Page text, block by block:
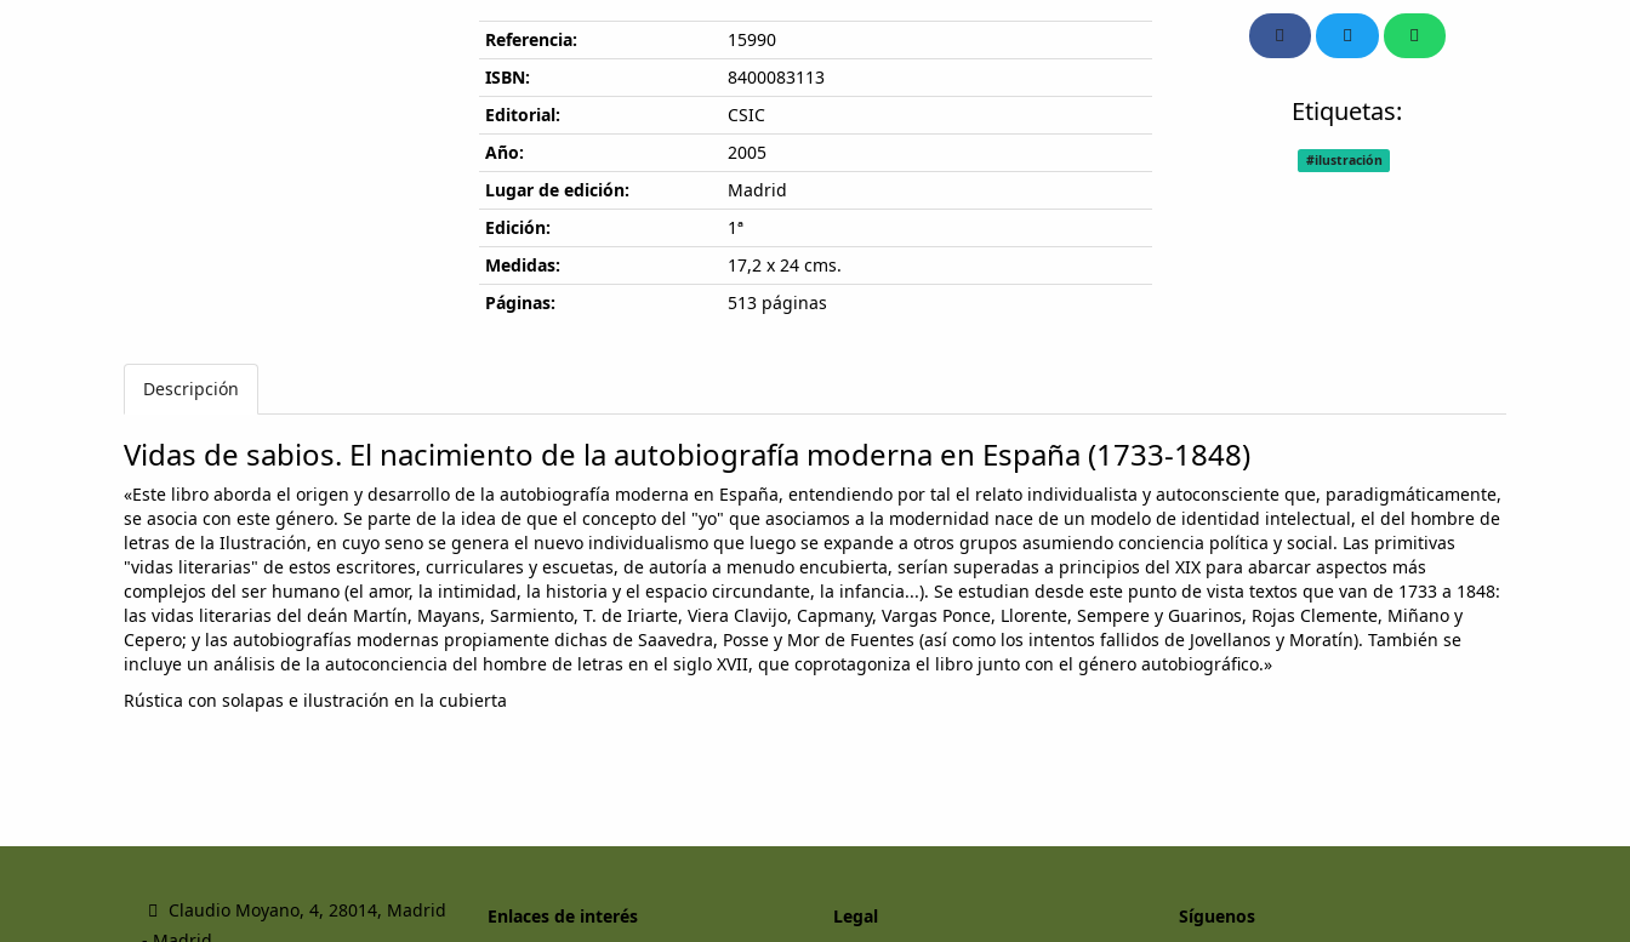
Referencia:
15990
ISBN:
8400083113
Editorial:
CSIC
Año:
2005
Lugar de edición:
Madrid
Edición:
1ª
Medidas:
17,2 x 24 cms.
Páginas:
513 páginas
Etiquetas:
#ilustración
Descripción
Vidas de sabios. El nacimiento de la autobiografía moderna en España (1733-1848)
«Este libro aborda el origen y desarrollo de la autobiografía moderna en España, entendiendo por tal el relato individualista y autoconsciente que, paradigmáticamente,
se asocia con este género. Se parte de la idea de que el concepto del "yo" que asociamos a la modernidad nace de un modelo de identidad intelectual, el del hombre de
letras de la Ilustración, en cuyo seno se genera el nuevo individualismo que luego se expande a otros grupos asumiendo conciencia política y social. Las primitivas
"vidas literarias" de estos escritores, curriculares y escuetas, de autoría a menudo encubierta, serían superadas a principios del XIX para abarcar aspectos más
complejos del ser humano (el amor, la intimidad, la historia y el espacio circundante, la infancia...). Se estudian desde este punto de vista textos que van de 1733 a 1848:
las vidas literarias del deán Martín, Mayans, Sarmiento, T. de Iriarte, Viera Clavijo, Capmany, Vargas Ponce, Llorente, Sempere y Guarinos, Rojas Clemente, Miñano y
Cepero; y las autobiografías modernas propiamente dichas de Saavedra, Posse y Mor de Fuentes (así como los intentos fallidos de Jovellanos y Moratín). También se
incluye un análisis de la autoconciencia del hombre de letras en el siglo XVII, que coprotagoniza el libro junto con el género autobiográfico.»
Rústica con solapas e ilustración en la cubierta
Claudio Moyano, 4, 28014, Madrid
Enlaces de interés Legal Síguenos